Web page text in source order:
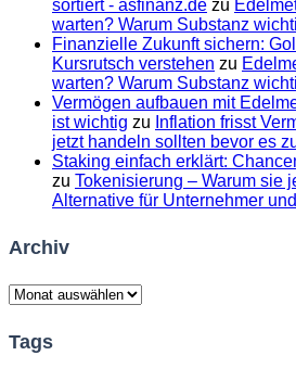
sortiert - asfinanz.de zu
warten? Warum Substanz
Finanzielle Zukunft sichern:
Kursrutsch verstehen zu
warten? Warum Substanz
Vermögen aufbauen mit
ist wichtig zu Inflation frisst
jetzt handeln sollten bevor es
Staking einfach erklärt:
zu Tokenisierung – Warum sie
Alternative für Unternehmer
Archiv
Archiv
Tags